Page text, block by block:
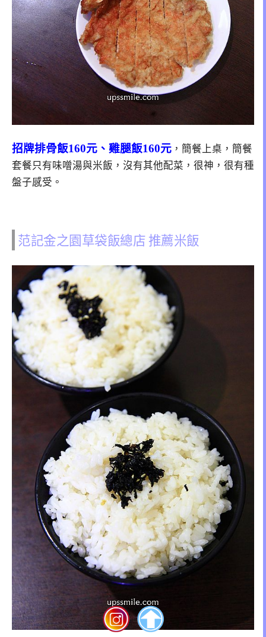
招牌排骨飯160元、雞腿飯160元 ，簡餐上桌，簡餐
套餐只有味噌湯與米飯，沒有其他配菜，很神，很有種
盤子感受。
范記金之園草袋飯總店 推薦米飯